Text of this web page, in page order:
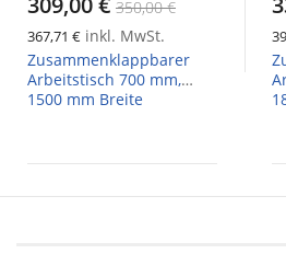
350,00 €
367,71 € inkl. MwSt.
Zusammenklappbarer
Arbeitstisch 700 mm,
1500 mm Breite